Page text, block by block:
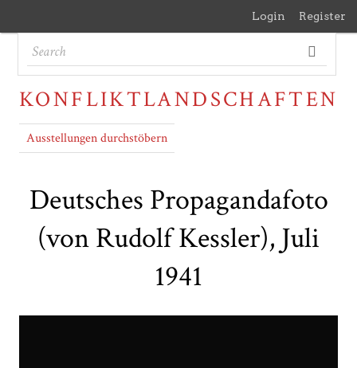
Login Register
KONFLIKTLANDSCHAFTEN
Ausstellungen durchstöbern
Deutsches Propagandafoto
(von Rudolf Kessler), Juli
1941